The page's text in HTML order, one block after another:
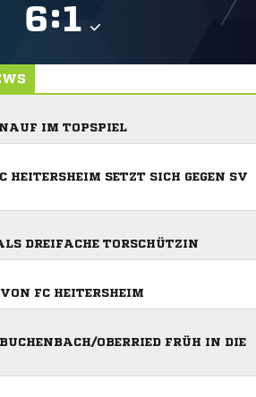
:
IM TOPSPIEL
HEITERSHEIM SETZT SICH GEGEN SV
DREIFACHE TORSCHÜTZIN
FC HEITERSHEIM
OBERRIED FRÜH IN DIE